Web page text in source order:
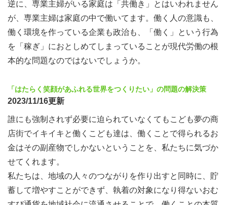
逆に、専業主婦がいる家庭は「共働き」とはいわれません
が、専業主婦は家庭の中で働いてます。働く人の意識も、
働く環境を作っている企業も政治も、「働く」という行為
を「稼ぎ」におとしめてしまっていることが現代労働の根
本的な問題なのではないでしょうか。
「はたらく笑顔があふれる世界をつくりたい」の問題の解決策
2023/11/16更新
誰にも強制されず必要に迫られていなくてもこども夢の商
店街でイキイキと働くこども達は、働くことで得られるお
金はその副産物でしかないということを、私たちに気づか
せてくれます。
私たちは、地域の人々のつながりを作り出すと同時に、貯
蓄して増やすことができず、執着の対象になり得ないおむ